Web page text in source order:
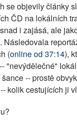
se objevily články
ČD na lokálních
i zajásá, ale
Následovala
(online od 37:14),
"nevýdělečné"
-- prostě
kolik cestujících ji